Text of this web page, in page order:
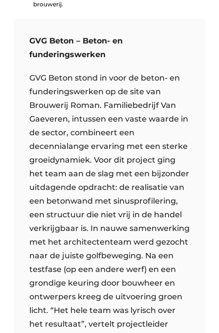
brouwerij.
GVG Beton – Beton- en
funderingswerken
GVG Beton stond in voor de beton- en
funderingswerken op de site van
Brouwerij Roman. Familiebedrijf Van
Gaeveren, intussen een vaste waarde in
de sector, combineert een
decennialange ervaring met een sterke
groeidynamiek. Voor dit project ging
het team aan de slag met een bijzonder
uitdagende opdracht: de realisatie van
een betonwand met sinusprofilering,
een structuur die niet vrij in de handel
verkrijgbaar is. In nauwe samenwerking
met het architectenteam werd gezocht
naar de juiste golfbeweging. Na een
testfase (op een andere werf) en een
grondige keuring door bouwheer en
ontwerpers kreeg de uitvoering groen
licht. “Het hele team was lyrisch over
het resultaat”, vertelt projectleider